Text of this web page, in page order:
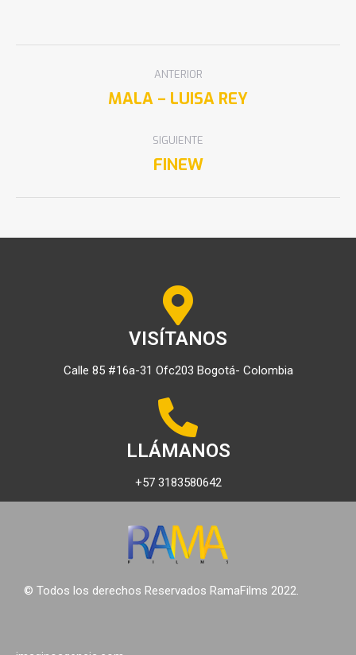
ANTERIOR
MALA – LUISA REY
SIGUIENTE
FINEW
VISÍTANOS
Calle 85 #16a-31 Ofc203 Bogotá- Colombia
LLÁMANOS
+57 3183580642
© Todos los derechos Reservados RamaFilms 2022.